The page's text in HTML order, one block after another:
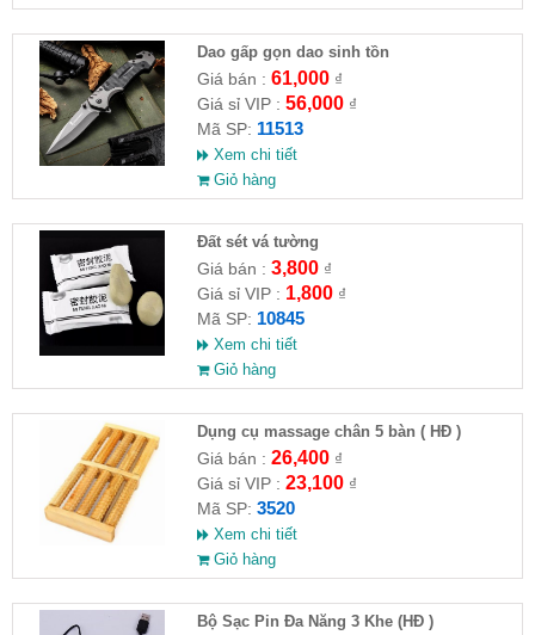
Dao gấp gọn dao sinh tồn
Giá bán : 61,000₫
Giá sỉ VIP : 56,000₫
Mã SP: 11513
Xem chi tiết
Giỏ hàng
Đất sét vá tường
Giá bán : 3,800₫
Giá sỉ VIP : 1,800₫
Mã SP: 10845
Xem chi tiết
Giỏ hàng
Dụng cụ massage chân 5 bàn ( HĐ )
Giá bán : 26,400₫
Giá sỉ VIP : 23,100₫
Mã SP: 3520
Xem chi tiết
Giỏ hàng
Bộ Sạc Pin Đa Năng 3 Khe (HĐ )